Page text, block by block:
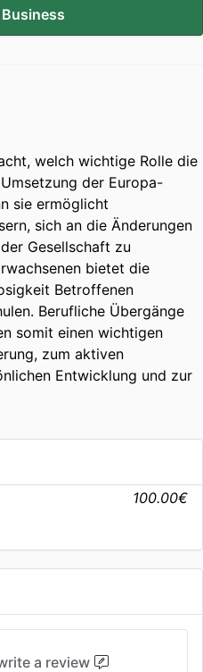
welch wichtige Rolle die
der Europa-
sie ermöglicht
sich an die Änderungen
Gesellschaft zu
bietet die
Betroffenen
Berufliche Übergänge
somit einen wichtigen
zum aktiven
Entwicklung und zur
100.00€
a review